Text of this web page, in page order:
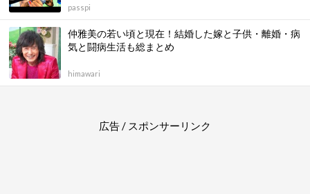
passpi
仲雅美の若い頃と現在！結婚した嫁と子供・離婚・病
気と闘病生活も総まとめ
himawari
広告 / スポンサーリンク